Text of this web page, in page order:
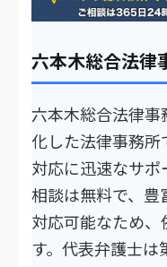
六本木総合法律
六本木総合法律
化した法律事務
対応に迅速なサポ
相談は無料で、豊
対応可能なため、
す。代表弁護士